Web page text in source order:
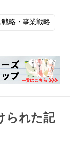
戦略・事業戦略
られた記